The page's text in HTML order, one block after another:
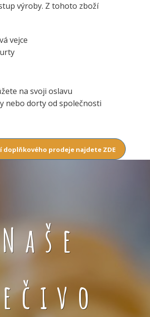
výroby. Z tohoto zboží
vejce
na svoji oslavu
nebo dorty od společnosti
doplňkového prodeje najdete ZDE
Naše